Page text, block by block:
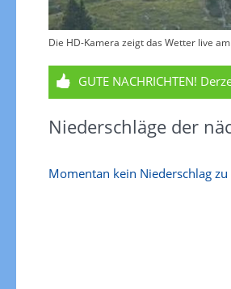
Die HD-Kamera zeigt das Wetter live
GUTE NACHRICHTEN!
Niederschläge der
Momentan kein Niederschlag